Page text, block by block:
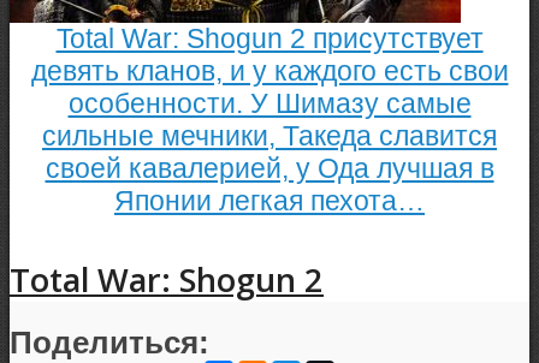
Total War: Shogun 2 присутствует
девять кланов, и у каждого есть свои
особенности. У Шимазу самые
сильные мечники, Такеда славится
своей кавалерией, у Ода лучшая в
Японии легкая пехота…
Total War: Shogun 2
Поделиться: